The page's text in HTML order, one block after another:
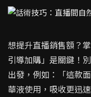
想提升直播銷售額？
引導加購」是關鍵！
出發，例如：「這款
華液使用，吸收更迅